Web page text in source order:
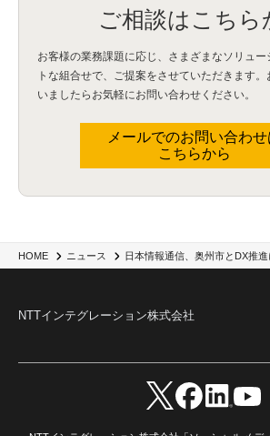
HOME ニュース 日本情報通信、奥州市とDX推
ご相談はこちら
お客様の業務課題に応じ、さまざまなソリュー
トな組合せで、
ご提案をさせていただきます
いましたらお気軽にお問い合わせください。
メールでのお問い合わせ
こちらから
NTTインテグレーション株式会社